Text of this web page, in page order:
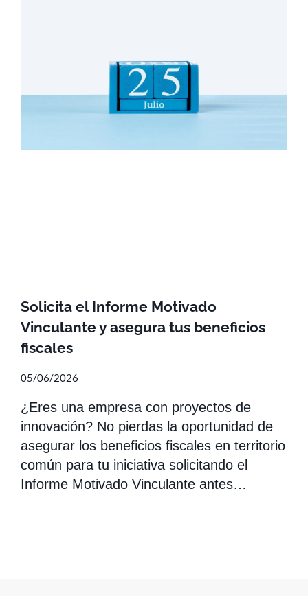
Solicita el Informe Motivado
Vinculante y asegura tus beneficios
fiscales
05/06/2026
¿Eres una empresa con proyectos de
innovación? No pierdas la oportunidad de
asegurar los beneficios fiscales en territorio
común para tu iniciativa solicitando el
Informe Motivado Vinculante antes…